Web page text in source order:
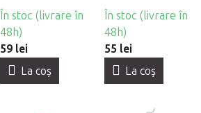
În stoc (livrare în
48h)
59 lei
La coş
În stoc (livrare în
48h)
55 lei
La coş